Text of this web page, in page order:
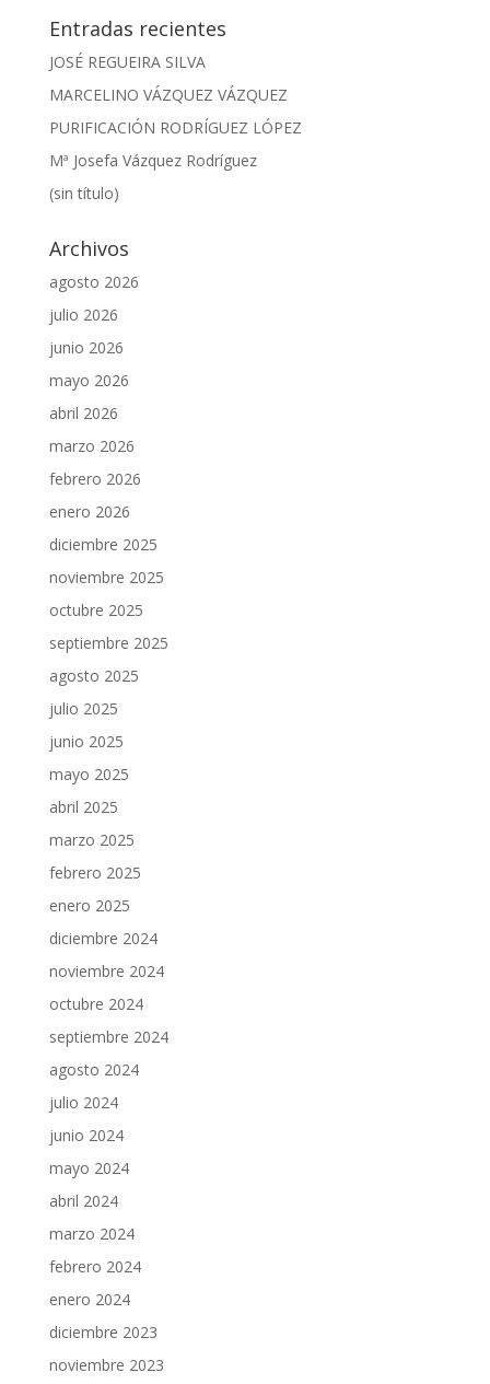
Entradas recientes
JOSÉ REGUEIRA SILVA
MARCELINO VÁZQUEZ VÁZQUEZ
PURIFICACIÓN RODRÍGUEZ LÓPEZ
Mª Josefa Vázquez Rodríguez
(sin título)
Archivos
agosto 2026
julio 2026
junio 2026
mayo 2026
abril 2026
marzo 2026
febrero 2026
enero 2026
diciembre 2025
noviembre 2025
octubre 2025
septiembre 2025
agosto 2025
julio 2025
junio 2025
mayo 2025
abril 2025
marzo 2025
febrero 2025
enero 2025
diciembre 2024
noviembre 2024
octubre 2024
septiembre 2024
agosto 2024
julio 2024
junio 2024
mayo 2024
abril 2024
marzo 2024
febrero 2024
enero 2024
diciembre 2023
noviembre 2023